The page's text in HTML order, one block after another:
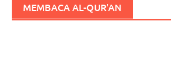
MEMBACA AL-QUR'AN